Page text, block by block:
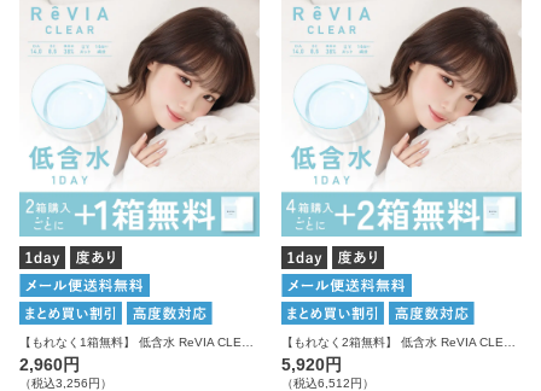
2,960円
（税込3,256円）
5,920円
（税込6,512円）